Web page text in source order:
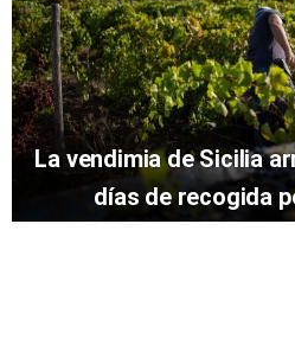
La vendimia de Sicilia
días de recogida